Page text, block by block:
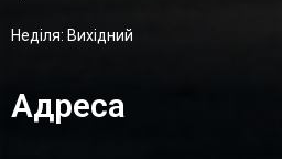
Неділя: Вихідний
Адреса